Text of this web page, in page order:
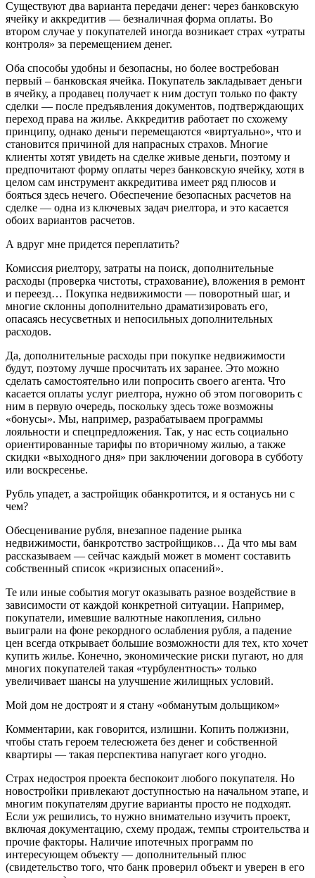
Существуют два варианта передачи денег: через банковскую
ячейку и аккредитив — безналичная форма оплаты. Во
втором случае у покупателей иногда возникает страх «утраты
контроля» за перемещением денег.
Оба способы удобны и безопасны, но более востребован
первый – банковская ячейка. Покупатель закладывает деньги
в ячейку, а продавец получает к ним доступ только по факту
сделки — после предъявления документов, подтверждающих
переход права на жилье. Аккредитив работает по схожему
принципу, однако деньги перемещаются «виртуально», что и
становится причиной для напрасных страхов. Многие
клиенты хотят увидеть на сделке живые деньги, поэтому и
предпочитают форму оплаты через банковскую ячейку, хотя в
целом сам инструмент аккредитива имеет ряд плюсов и
бояться здесь нечего. Обеспечение безопасных расчетов на
сделке — одна из ключевых задач риелтора, и это касается
обоих вариантов расчетов.
А вдруг мне придется переплатить?
Комиссия риелтору, затраты на поиск, дополнительные
расходы (проверка чистоты, страхование), вложения в ремонт
и переезд… Покупка недвижимости — поворотный шаг, и
многие склонны дополнительно драматизировать его,
опасаясь несусветных и непосильных дополнительных
расходов.
Да, дополнительные расходы при покупке недвижимости
будут, поэтому лучше просчитать их заранее. Это можно
сделать самостоятельно или попросить своего агента. Что
касается оплаты услуг риелтора, нужно об этом поговорить с
ним в первую очередь, поскольку здесь тоже возможны
«бонусы». Мы, например, разрабатываем программы
лояльности и спецпредложения. Так, у нас есть социально
ориентированные тарифы по вторичному жилью, а также
скидки «выходного дня» при заключении договора в субботу
или воскресенье.
Рубль упадет, а застройщик обанкротится, и я останусь ни с
чем?
Обесценивание рубля, внезапное падение рынка
недвижимости, банкротство застройщиков… Да что мы вам
рассказываем — сейчас каждый может в момент составить
собственный список «кризисных опасений».
Те или иные события могут оказывать разное воздействие в
зависимости от каждой конкретной ситуации. Например,
покупатели, имевшие валютные накопления, сильно
выиграли на фоне рекордного ослабления рубля, а падение
цен всегда открывает большие возможности для тех, кто хочет
купить жилье. Конечно, экономические риски пугают, но для
многих покупателей такая «турбулентность» только
увеличивает шансы на улучшение жилищных условий.
Мой дом не достроят и я стану «обманутым дольщиком»
Комментарии, как говорится, излишни. Копить полжизни,
чтобы стать героем телесюжета без денег и собственной
квартиры — такая перспектива напугает кого угодно.
Страх недостроя проекта беспокоит любого покупателя. Но
новостройки привлекают доступностью на начальном этапе, и
многим покупателям другие варианты просто не подходят.
Если уж решились, то нужно внимательно изучить проект,
включая документацию, схему продаж, темпы строительства и
прочие факторы. Наличие ипотечных программ по
интересующем объекту — дополнительный плюс
(свидетельство того, что банк проверил объект и уверен в его